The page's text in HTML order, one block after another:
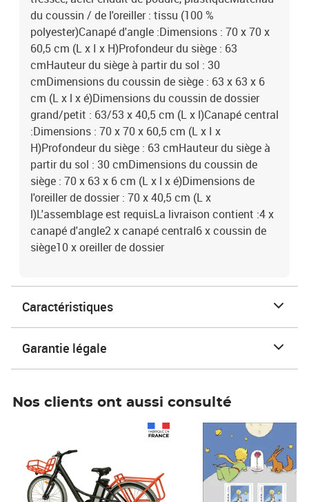
du coussin / de l'oreiller : tissu (100 %
polyester)Canapé d'angle :Dimensions : 70 x 70 x
60,5 cm (L x I x H)Profondeur du siège : 63
cmHauteur du siège à partir du sol : 30
cmDimensions du coussin de siège : 63 x 63 x 6
cm (L x l x é)Dimensions du coussin de dossier
grand/petit : 63/53 x 40,5 cm (L x l)Canapé central
:Dimensions : 70 x 70 x 60,5 cm (L x I x
H)Profondeur du siège : 63 cmHauteur du siège à
partir du sol : 30 cmDimensions du coussin de
siège : 70 x 63 x 6 cm (L x l x é)Dimensions de
l'oreiller de dossier : 70 x 40,5 cm (L x
l)L'assemblage est requisLa livraison contient :4 x
canapé d'angle2 x canapé central6 x coussin de
siège10 x oreiller de dossier
Caractéristiques
Garantie légale
Nos clients ont aussi consulté
Prix 7,50€